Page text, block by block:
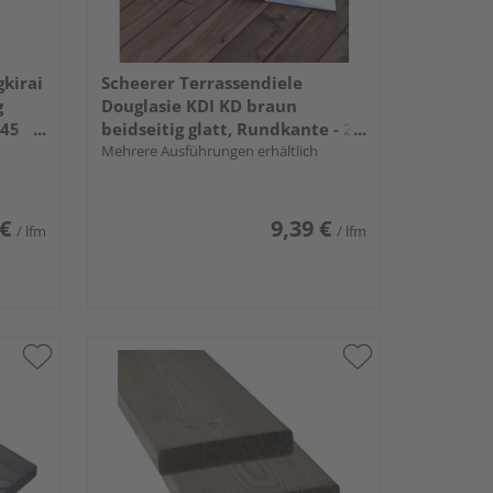
/ lfm
Scheerer Terrassendiele
Douglasie KDI KD braun
beidseitig glatt, Rundkante - 28
x 145 mm
Mehrere Ausführungen erhältlich
9,39 € / lfm